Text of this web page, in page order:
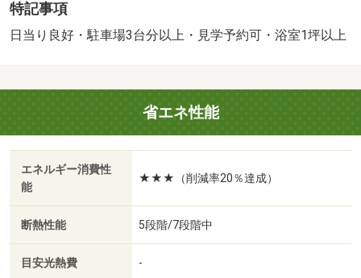
可・土地５０坪以上
建築確認：有/NO.第Ｒ０８ＳＨＣ１０２１４０号
特記事項
日当り良好・駐車場3台分以上・見学予約可・浴室1坪以上
省エネ性能
エネルギー消費性
能
★★★（削減率20％達成）
断熱性能 5段階/7段階中
目安光熱費 -